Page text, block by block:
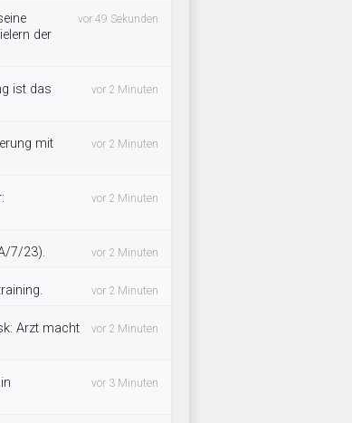
der
vor 49 Sekunden
ist das
vor 2 Minuten
mit
vor 2 Minuten
vor 2 Minuten
7/23). vor 2 Minuten
vor 2 Minuten
Arzt macht
vor 2 Minuten
vor 3 Minuten